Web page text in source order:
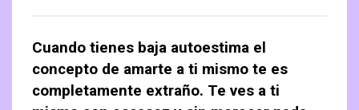
Organización Personal
Finanzas Personales
Tips para Organizar
Guía Organizar el Clóset
Guia Organizar el Buzón
CarritoCuando tienes baja autoestima el
concepto de amarte a ti mismo te es
completamente extraño. Te ves a ti